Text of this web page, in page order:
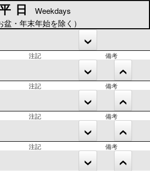
日
Weekdays
盆・年末年始を除く）
注記 備考
注記 備考
注記 備考
注記 備考